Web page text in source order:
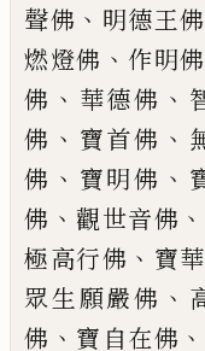
聲佛 、 明德王佛
燃燈佛 、 作明佛
佛 、 華德佛 、
佛 、 寶首佛 、
佛 、 寶明佛 、
佛 、觀世音佛 、
極高行佛 、 寶
眾生願嚴佛 、
佛 、 寶自在佛 、